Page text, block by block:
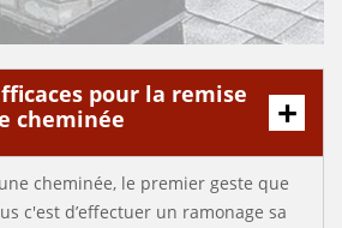
pour la remise
cheminée
cheminée, le premier geste que
c'est d’effectuer un ramonage sa